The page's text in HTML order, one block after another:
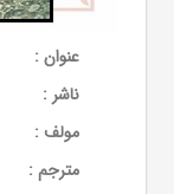
عنوان :
ناشر :
مولف :
مترجم :